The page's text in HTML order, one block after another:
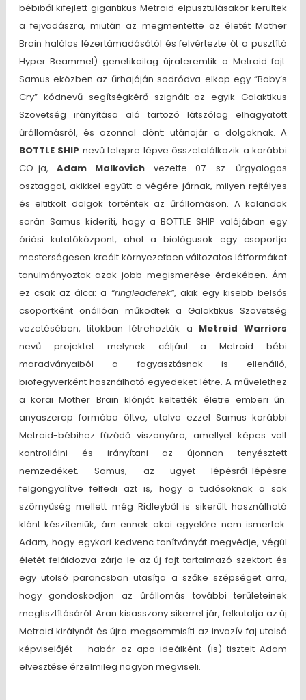
bébiből kifejlett gigantikus Metroid elpusztulásakor kerültek
a fejvadászra, miután az megmentette az életét Mother
Brain halálos lézertámadásától és felvértezte őt a pusztító
Hyper Beammel) genetikailag újrateremtik a Metroid fajt.
Samus eközben az űrhajóján sodródva elkap egy “Baby’s
Cry” kódnevű segítségkérő szignált az egyik Galaktikus
Szövetség irányítása alá tartozó látszólag elhagyatott
űrállomásról, és azonnal dönt: utánajár a dolgoknak. A
BOTTLE SHIP nevű telepre lépve összetalálkozik a korábbi
CO-ja, Adam Malkovich vezette 07. sz. űrgyalogos
osztaggal, akikkel együtt a végére járnak, milyen rejtélyes
és eltitkolt dolgok történtek az űrállomáson. A kalandok
során Samus kideríti, hogy a BOTTLE SHIP valójában egy
óriási kutatóközpont, ahol a biológusok egy csoportja
mesterségesen kreált környezetben változatos létformákat
tanulmányoztak azok jobb megismerése érdekében. Ám
ez csak az álca: a “ringleaderek”, akik egy kisebb belsős
csoportként önállóan működtek a Galaktikus Szövetség
vezetésében, titokban létrehozták a Metroid Warriors
nevű projektet melynek céljául a Metroid bébi
maradványaiból a fagyasztásnak is ellenálló,
biofegyverként használható egyedeket létre. A művelethez
a korai Mother Brain klónját keltették életre emberi ún.
anyaszerep formába öltve, utalva ezzel Samus korábbi
Metroid-bébihez fűződő viszonyára, amellyel képes volt
kontrollálni és irányítani az újonnan tenyésztett
nemzedéket. Samus, az ügyet lépésről-lépésre
felgöngyölítve felfedi azt is, hogy a tudósoknak a sok
szörnyűség mellett még Ridleyből is sikerült használható
klónt készíteniük, ám ennek okai egyelőre nem ismertek.
Adam, hogy egykori kedvenc tanítványát megvédje, végül
életét feláldozva zárja le az új fajt tartalmazó szektort és
egy utolsó parancsban utasítja a szőke szépséget arra,
hogy gondoskodjon az űrállomás további területeinek
megtisztításáról. Aran kisasszony sikerrel jár, felkutatja az új
Metroid királynőt és újra megsemmisíti az invazív faj utolsó
képviselőjét – habár az apa-ideálként (is) tisztelt Adam
elvesztése érzelmileg nagyon megviseli.